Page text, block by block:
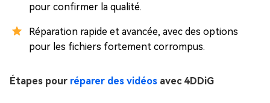
pour confirmer la qualité.
Réparation rapide et avancée, avec des options
pour les fichiers fortement corrompus.
Étapes pour réparer des vidéos avec 4DDiG